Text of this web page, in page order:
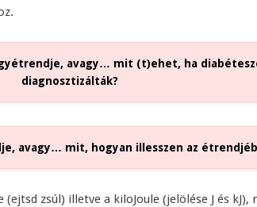
avagy… mit (t)ehet, ha
diagnosztizálták?
avagy… mit, hogyan illesszen az
zsúl) illetve a kiloJoule (jelölése J és